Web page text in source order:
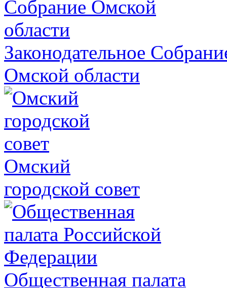
Законодательное
Омской области
Омский
городской совет
Общественная палата